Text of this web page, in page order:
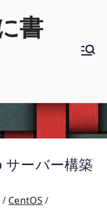
書
サーバー構築
CentOS